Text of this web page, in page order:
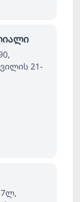
21-